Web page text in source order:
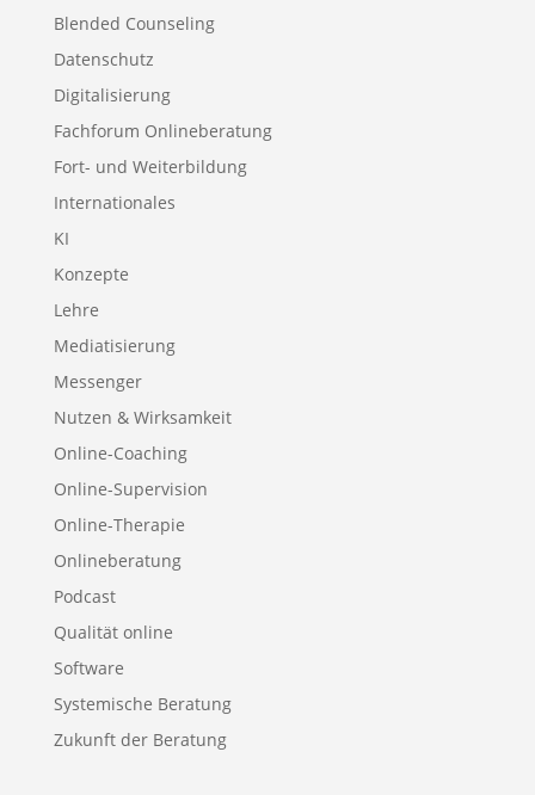
Blended Counseling
Datenschutz
Digitalisierung
Fachforum Onlineberatung
Fort- und Weiterbildung
Internationales
KI
Konzepte
Lehre
Mediatisierung
Messenger
Nutzen & Wirksamkeit
Online-Coaching
Online-Supervision
Online-Therapie
Onlineberatung
Podcast
Qualität online
Software
Systemische Beratung
Zukunft der Beratung